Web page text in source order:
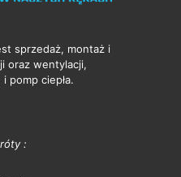
sprzedaż, montaż i
oraz wentylacji,
pomp ciepła.
: